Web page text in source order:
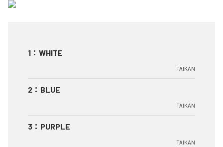
1 ： WHITE
TAIKAN
2 ： BLUE
TAIKAN
3 ： PURPLE
TAIKAN